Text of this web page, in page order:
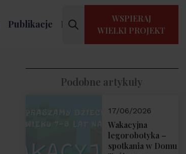
Publikacje Kontakt
WSPIERAJ
WIELKI PROJEKT
Podobne artykuły
17/06/2026
Wakacyjna
legorobotyka –
spotkania w Domu